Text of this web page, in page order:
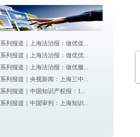
列报道｜上海法治报：做优促...
列报道｜上海法治报：做优优...
列报道｜上海法治报：做优服...
列报道｜央视新闻：上海三中...
列报道｜中国知识产权报：1...
列报道｜中国审判：上海知识...